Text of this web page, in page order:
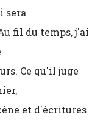
sera
fil du temps, j'ai
Ce qu'il juge
et d'écritures